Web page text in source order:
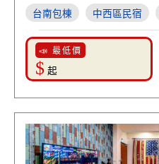
台南包棟 中西區民宿
📣 最低價
$ 起